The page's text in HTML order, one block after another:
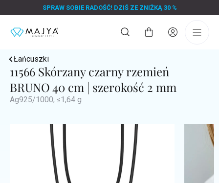
do
SPRAW SOBIE RADOŚĆ! DZIŚ ZE ZNIŻKĄ 30 %
Koszyk
Łańcuszki
11566 Skórzany czarny rzemień
BRUNO 40 cm | szerokość 2 mm
Ag925/1000; ≤1,64 g